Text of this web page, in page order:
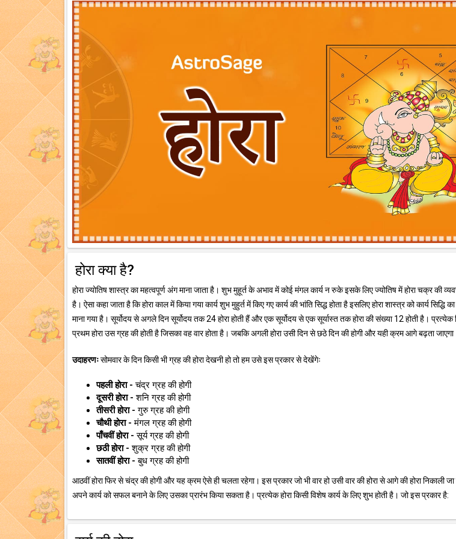
होरा क्या है?
होरा ज्योतिष शास्त्र का महत्वपूर्ण अंग माना जाता है। शुभ मुहूर्त के अभाव में कोई मंगल कार्य न रुके इसके लिए ज्योतिष में होरा चक्र की
है। ऐसा कहा जाता है कि होरा काल में किया गया कार्य शुभ मुहुर्त में किए गए कार्य की भांति सिद्ध होता है इसलिए होरा शास्त्र को कार्य सिद्धि
माना गया है। सूर्योदय से अगले दिन सूर्योदय तक 24 होरा होती हैं और एक सूर्योदय से एक सूर्यास्त तक होरा की संख्या 12 होती है। प्रत्येक
प्रथम होरा उस ग्रह की होती है जिसका वह वार होता है। जबकि अगली होरा उसी दिन से छठे दिन की होगी और यही क्रम आगे बढ़ता
उदाहरणःसोमवार के दिन किसी भी ग्रह की होरा देखनी हो तो हम उसे इस प्रकार से देखेंगेः
पहली होरा -चंद्र ग्रह की होगी
दूसरी होरा -शनि ग्रह की होगी
तीसरी होरा -गुरु ग्रह की होगी
चौथी होरा -मंगल ग्रह की होगी
पाँचवीं होरा -सूर्य ग्रह की होगी
छठी होरा -शुक्र ग्रह की होगी
सातवीं होरा -बुध ग्रह की होगी
आठवीं होरा फिर से चंद्र की होगी और यह क्रम ऐसे ही चलता रहेगा। इस प्रकार जो भी वार हो उसी वार की होरा से आगे की होरा निकाली
अपने कार्य को सफल बनाने के लिए उसका प्रारंभ किया सकता है। प्रत्येक होरा किसी विशेष कार्य के लिए शुभ होती है। जो इस प्रकार है: